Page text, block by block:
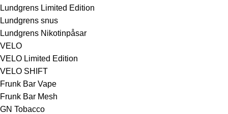
Lundgrens Limited Edition
Lundgrens snus
Lundgrens Nikotinpåsar
VELO
VELO Limited Edition
VELO SHIFT
Frunk Bar Vape
Frunk Bar Mesh
GN Tobacco